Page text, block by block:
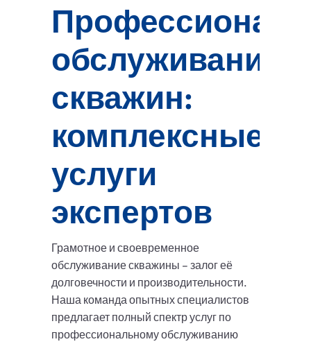
обслуживание
скважин:
комплексные
услуги
экспертов
Грамотное и своевременное
обслуживание скважины – залог её
долговечности и производительности.
Наша команда опытных специалистов
предлагает полный спектр услуг по
профессиональному обслуживанию